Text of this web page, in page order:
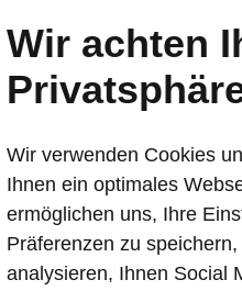
Wir achten
Wir verwenden Cookies
Ihnen ein optimales
ermöglichen uns, Ihre
Präferenzen zu
analysieren, Ihnen Social